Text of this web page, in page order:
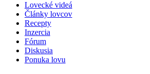
Lovecké videá
Články lovcov
Recepty
Inzercia
Fórum
Diskusia
Ponuka lovu